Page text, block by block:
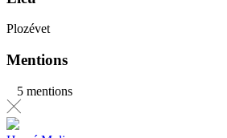
Plozévet
Mentions
5 mentions